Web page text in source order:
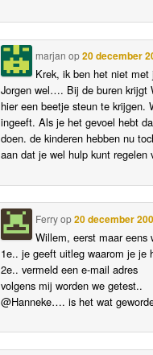
marjan op20 december
Krek, ik ben het niet
Jorgen wel…. Bij de buren krijgt
hier een beetje steun te krijgen.
ingeeft. Als je het gevoel hebt
doen. de kinderen hebben nu
aan dat je wel hulp kunt
Ferryop20 december
Willem, eerst maar eens
1e.. je geeft uitleg waarom je je
2e.. vermeld een e-mail adres
volgens mij worden we getest..
@Hanneke…. is het wat